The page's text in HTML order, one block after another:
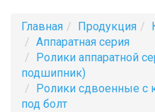
Главная Продукция
Аппаратная серия
Ролики аппаратной
подшипник)
Ролики сдвоенные с
под болт